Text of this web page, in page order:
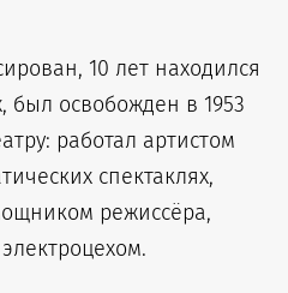
10 лет находился
был освобожден в 1953
работал артистом
спектаклях,
режиссёра,